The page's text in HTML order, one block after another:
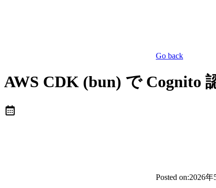
Go back
AWS CDK (bun) で Cognito
Posted on:2026年